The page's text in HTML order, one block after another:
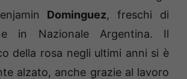
Dominguez, freschi di
in Nazionale Argentina. Il
della rosa negli ultimi anni si è
alzato, anche grazie al lavoro